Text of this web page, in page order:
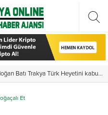
Türkiye Cumhurbaşkanı Erdoğan Batı Trakya Türk Heyetini kabul etti
Et